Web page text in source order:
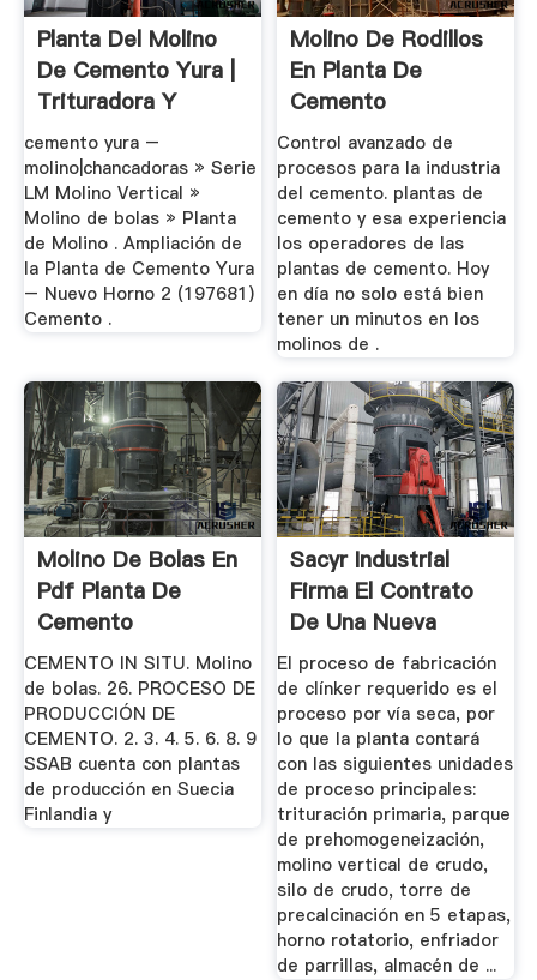
Planta Del Molino
De Cemento Yura |
Trituradora Y
Molinos
cemento yura –
molino|chancadoras » Serie
LM Molino Vertical »
Molino de bolas » Planta
de Molino . Ampliación de
la Planta de Cemento Yura
– Nuevo Horno 2 (197681)
Cemento .
Molino De Rodillos
En Planta De
Cemento
Control avanzado de
procesos para la industria
del cemento. plantas de
cemento y esa experiencia
los operadores de las
plantas de cemento. Hoy
en día no solo está bien
tener un minutos en los
molinos de .
Molino De Bolas En
Pdf Planta De
Cemento
CEMENTO IN SITU. Molino
de bolas. 26. PROCESO DE
PRODUCCIÓN DE
CEMENTO. 2. 3. 4. 5. 6. 8. 9
SSAB cuenta con plantas
de producción en Suecia
Finlandia y
Sacyr Industrial
Firma El Contrato
De Una Nueva
Planta De ...
El proceso de fabricación
de clínker requerido es el
proceso por vía seca, por
lo que la planta contará
con las siguientes unidades
de proceso principales:
trituración primaria, parque
de prehomogeneización,
molino vertical de crudo,
silo de crudo, torre de
precalcinación en 5 etapas,
horno rotatorio, enfriador
de parrillas, almacén de ...